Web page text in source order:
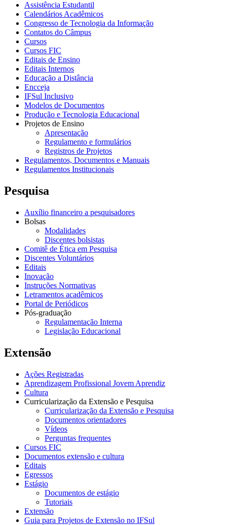
Assistência Estudantil
Calendários Acadêmicos
Congresso de Tecnologia da Informação
Contatos do Câmpus
Cursos
Cursos FIC
Editais de Ensino
Editais Internos
Educação a Distância
Encceja
IFSul Inclusivo
Modelos de Documentos
Produção e Tecnologia Educacional
Projetos de Ensino
Apresentação
Regulamento e formulários
Registros de Projetos
Regulamentos, Documentos e Manuais
Regulamentos Institucionais
Pesquisa
Auxílio financeiro a pesquisadores
Bolsas
Modalidades
Discentes bolsistas
Comitê de Ética em Pesquisa
Discentes Voluntários
Editais
Inovação
Instruções Normativas
Letramentos acadêmicos
Portal de Periódicos
Pós-graduação
Regulamentação Interna
Legislação Educacional
Extensão
Ações Registradas
Aprendizagem Profissional Jovem Aprendiz
Cultura
Curricularização da Extensão e Pesquisa
Curricularização da Extensão e Pesquisa
Documentos orientadores
Vídeos
Perguntas frequentes
Cursos FIC
Documentos extensão e cultura
Editais
Egressos
Estágio
Documentos de estágio
Tutoriais
Extensão
Guia para Projetos de Extensão no IFSul